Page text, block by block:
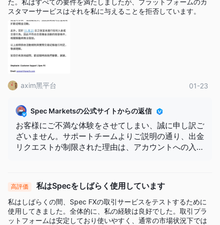
た。私はすべての要件を満たしましたが、プラットフォームのカ
スタマーサービスはそれを私に与えることを拒否しています。
axim黑平台 01-23
Spec Marketsの公式サイトからの返信
お客様にご不満な体験をさせてしまい、誠に申し訳ご
ざいません。サポートチームよりご説明の通り、出金
リクエストが制限された理由は、アカウントへの入金
高評価 私はSpecをしばらく使用しています
私はしばらくの間、Spec FXの取引サービスをテストするために
使用してきました。全体的に、私の経験は良好でした。取引プラ
ットフォームは安定しており使いやすく、通常の市場状況下では